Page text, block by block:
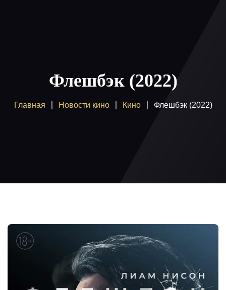
Как смотреть
Купить
Флешбэк (2022)
Главная Новости кино Кино Флешбэк (2022)